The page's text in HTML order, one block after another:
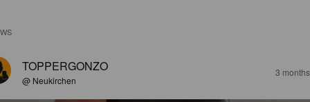
TOPPERGONZO
@ Neukirchen
3